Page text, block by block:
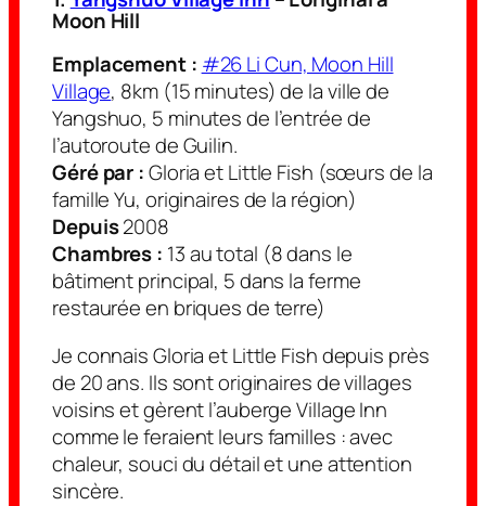
Moon Hill
Emplacement : #26 Li Cun, Moon Hill
Village, 8km (15 minutes) de la ville de
Yangshuo, 5 minutes de l’entrée de
l’autoroute de Guilin.
Géré par :Gloria et Little Fish (sœurs de la
famille Yu, originaires de la région)
Depuis2008
Chambres : 13 au total (8 dans le
bâtiment principal, 5 dans la ferme
restaurée en briques de terre)
Je connais Gloria et Little Fish depuis près
de 20 ans. Ils sont originaires de villages
voisins et gèrent l’auberge Village Inn
comme le feraient leurs familles : avec
chaleur, souci du détail et une attention
sincère.